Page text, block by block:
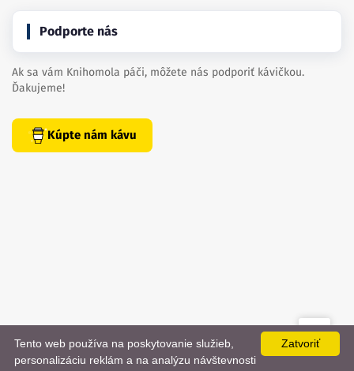
Podporte nás
Ak sa vám Knihomola páči, môžete nás podporiť kávičkou.
Ďakujeme!
Kúpte nám kávu
created bydanielhrenak.sk
Zatvoriť
Tento web používa na poskytovanie služieb,
personalizáciu reklám a na analýzu návštevnosti